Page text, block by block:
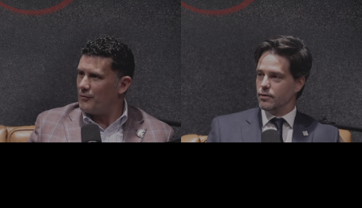
TERMS
PRIVACY POLICY
© 2026 BENCHMARK INTERNATIONAL |
DESIGNED IN-
HOUSE BY BENCHMARK, POWERED BY LANTEC